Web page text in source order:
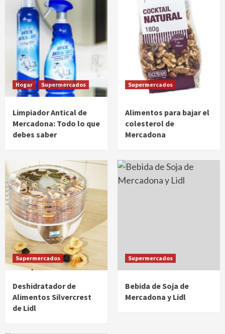
Hogar Supermercados
Limpiador Antical de
Mercadona: Todo lo que
debes saber
Supermercados
Alimentos para bajar el
colesterol de
Mercadona
Supermercados
Deshidratador de
Alimentos Silvercrest
de Lidl
Supermercados
Bebida de Soja de
Mercadona y Lidl